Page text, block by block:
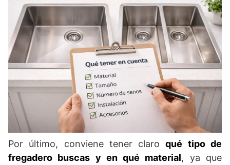
Por último, conviene tener claroqué tipo de
fregadero buscas y en qué material, ya que